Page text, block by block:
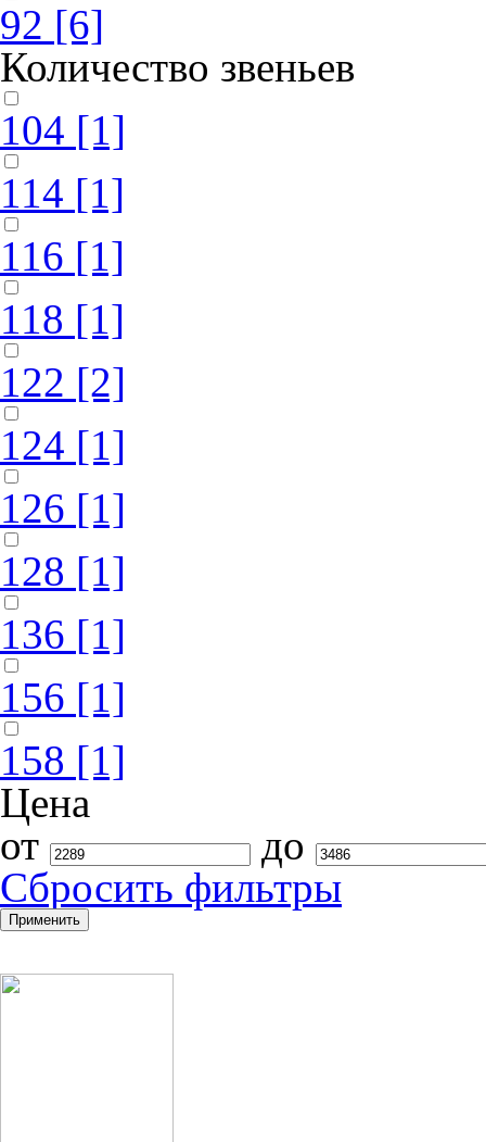
92 [6]
Количество звеньев
104 [1]
114 [1]
116 [1]
118 [1]
122 [2]
124 [1]
126 [1]
128 [1]
136 [1]
156 [1]
158 [1]
Цена
от
до
Cбросить фильтры